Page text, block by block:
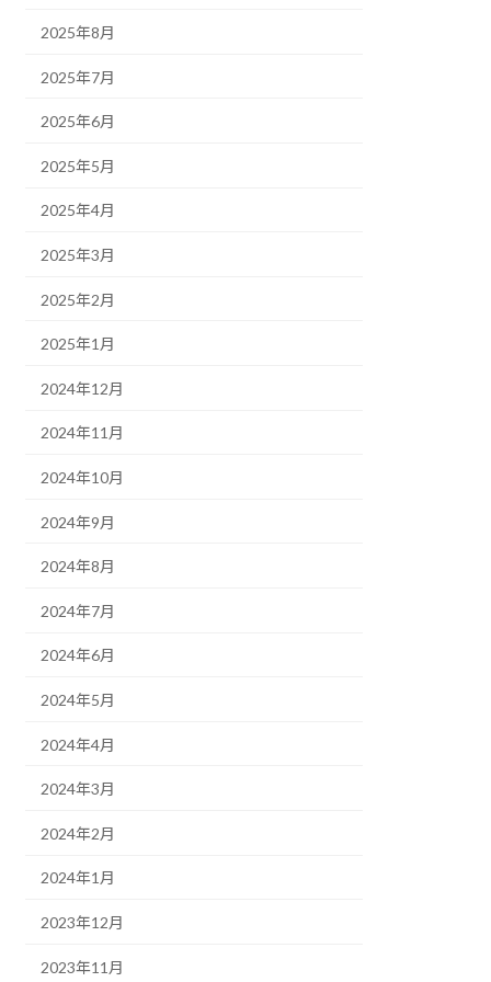
2025年8月
2025年7月
2025年6月
2025年5月
2025年4月
2025年3月
2025年2月
2025年1月
2024年12月
2024年11月
2024年10月
2024年9月
2024年8月
2024年7月
2024年6月
2024年5月
2024年4月
2024年3月
2024年2月
2024年1月
2023年12月
2023年11月